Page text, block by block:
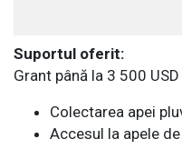
Suportul oferit:
Grant până la 3 500
Colectarea apei
Accesul la apele